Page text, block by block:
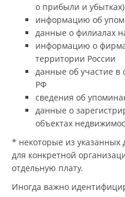
о прибыли и убытках)
информацию об
данные о филиалах
информацию о
территории России
данные об участие в
РФ
сведения об
данные о
объектах
* некоторые из указанных
для конкретной
отдельную плату.
Иногда важно